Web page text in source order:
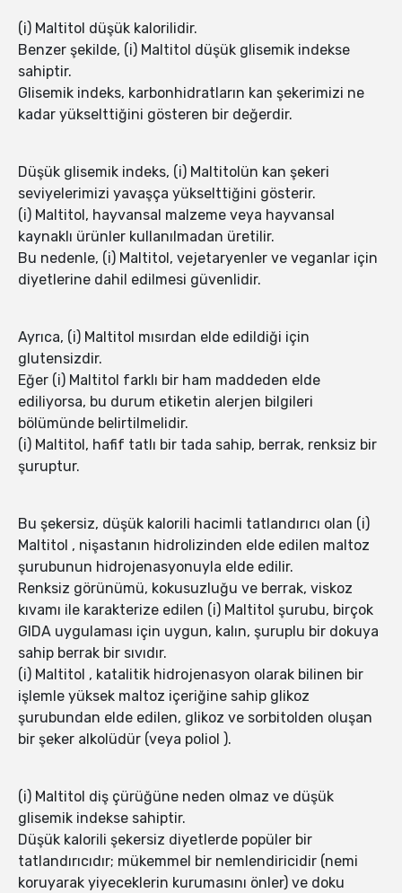
(i) Maltitol düşük kalorilidir.
Benzer şekilde, (i) Maltitol düşük glisemik indekse
sahiptir.
Glisemik indeks, karbonhidratların kan şekerimizi ne
kadar yükselttiğini gösteren bir değerdir.
Düşük glisemik indeks, (i) Maltitolün kan şekeri
seviyelerimizi yavaşça yükselttiğini gösterir.
(i) Maltitol, hayvansal malzeme veya hayvansal
kaynaklı ürünler kullanılmadan üretilir.
Bu nedenle, (i) Maltitol, vejetaryenler ve veganlar için
diyetlerine dahil edilmesi güvenlidir.
Ayrıca, (i) Maltitol mısırdan elde edildiği için
glutensizdir.
Eğer (i) Maltitol farklı bir ham maddeden elde
ediliyorsa, bu durum etiketin alerjen bilgileri
bölümünde belirtilmelidir.
(i) Maltitol, hafif tatlı bir tada sahip, berrak, renksiz bir
şuruptur.
Bu şekersiz, düşük kalorili hacimli tatlandırıcı olan (i)
Maltitol , nişastanın hidrolizinden elde edilen maltoz
şurubunun hidrojenasyonuyla elde edilir.
Renksiz görünümü, kokusuzluğu ve berrak, viskoz
kıvamı ile karakterize edilen (i) Maltitol şurubu, birçok
GIDA uygulaması için uygun, kalın, şuruplu bir dokuya
sahip berrak bir sıvıdır.
(i) Maltitol , katalitik hidrojenasyon olarak bilinen bir
işlemle yüksek maltoz içeriğine sahip glikoz
şurubundan elde edilen, glikoz ve sorbitolden oluşan
bir şeker alkolüdür (veya poliol ).
(i) Maltitol diş çürüğüne neden olmaz ve düşük
glisemik indekse sahiptir.
Düşük kalorili şekersiz diyetlerde popüler bir
tatlandırıcıdır; mükemmel bir nemlendiricidir (nemi
koruyarak yiyeceklerin kurumasını önler) ve doku